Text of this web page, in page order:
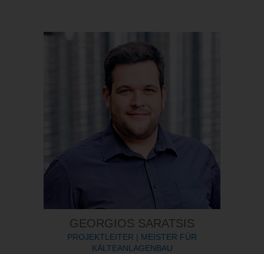
GEORGIOS SARATSIS
PROJEKTLEITER | MEISTER FÜR
KÄLTEANLAGENBAU